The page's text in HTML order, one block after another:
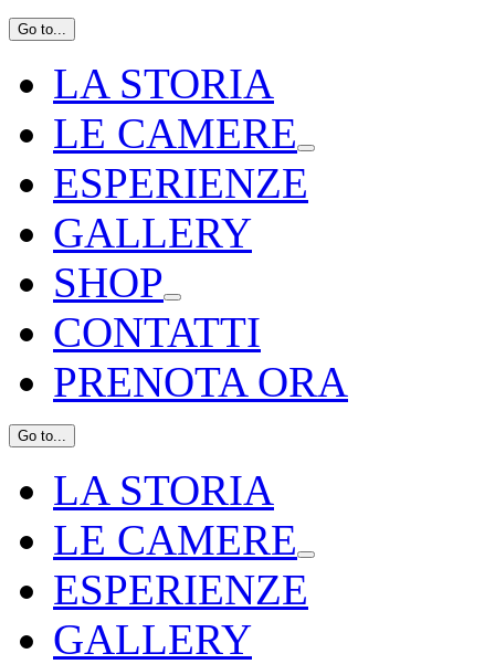
Go to...
LA STORIA
LE CAMERE
ESPERIENZE
GALLERY
SHOP
CONTATTI
PRENOTA ORA
Go to...
LA STORIA
LE CAMERE
ESPERIENZE
GALLERY